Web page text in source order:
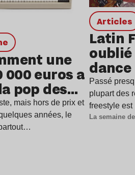
une
000 euros a
pop des
mais hors de prix et
années, le
Articles
Latin
oublié
Passé
plupart des
freestyle
La semaine